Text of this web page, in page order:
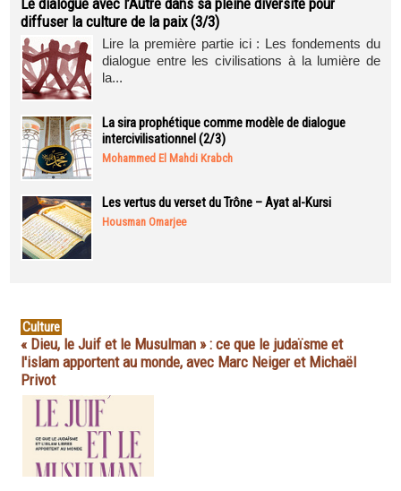
Le dialogue avec l’Autre dans sa pleine diversité pour
diffuser la culture de la paix (3/3)
Lire la première partie ici : Les fondements du
dialogue entre les civilisations à la lumière de
la...
La sira prophétique comme modèle de dialogue
intercivilisationnel (2/3)
Mohammed El Mahdi Krabch
Les vertus du verset du Trône – Ayat al-Kursi
Housman Omarjee
Culture
« Dieu, le Juif et le Musulman » : ce que le judaïsme et
l'islam apportent au monde, avec Marc Neiger et Michaël
Privot